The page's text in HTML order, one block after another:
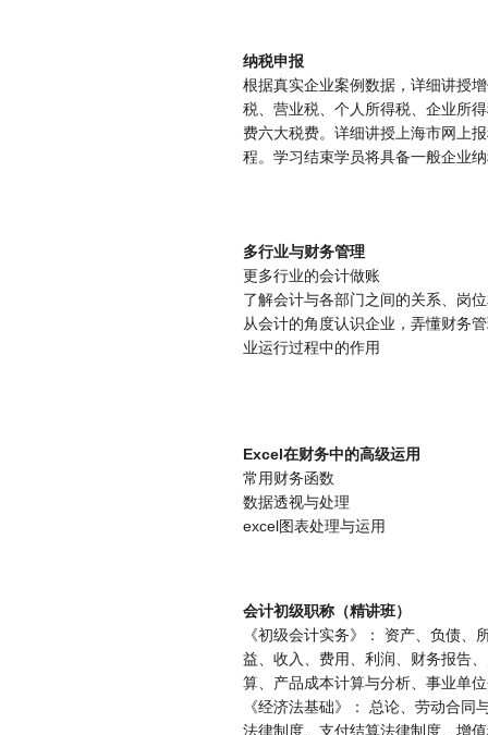
纳税申报
根据真实企业案例数据，详细讲授
税、营业税、个人所得税、企业所
费六大税费。详细讲授上海市网上
程。学习结束学员将具备一般企业
多行业与财务管理
更多行业的会计做账
了解会计与各部门之间的关系、岗
从会计的角度认识企业，弄懂财务
业运行过程中的作用
Excel在财务中的高级运用
常用财务函数
数据透视与处理
excel图表处理与运用
会计初级职称（精讲班）
《初级会计实务》： 资产、负债、
益、收入、费用、利润、财务报告
算、产品成本计算与分析、事业单
《经济法基础》： 总论、劳动合同
法律制度、支付结算法律制度、增